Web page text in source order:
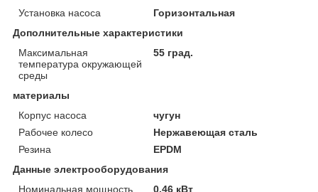
Установка насоса
Горизонтальная
Дополнительные характеристики
Максимальная
температура окружающей
среды
55 град.
материалы
Корпус насоса
чугун
Рабочее колесо
Нержавеющая сталь
Резина
EPDM
Данные электрооборудования
Номинальная мощность
0.46 кВт